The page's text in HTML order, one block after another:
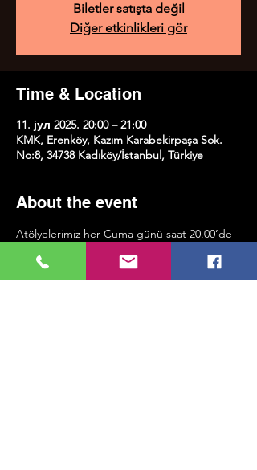
Biletler satışta değil
Diğer etkinlikleri gör
Time & Location
11. јул 2025. 20:00 – 21:00
KMK, Erenköy, Kazım Karabekirpaşa Sok.
No:8, 34738 Kadıköy/İstanbul, Türkiye
About the event
Atölyelerimiz her Cuma günü saat 20.00’de
Katılım için belirli bir seviye şartı
bulunmuyor; önemli olan katılmak ve pratik